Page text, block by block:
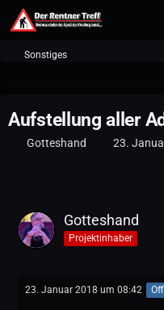
Sonstiges
Aufstellung aller
Gotteshand 23.
Gotteshand
Projektinhaber
23. Januar 2018 um 08:42